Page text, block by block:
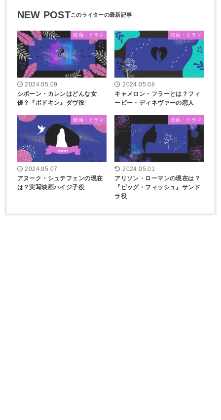
NEW POST
映画・ドラマ
2024.05.09
シボーン・カレンはどんな女
優？『ボドキン』ダヴ役
映画・ドラマ
2024.05.08
キャメロン・フラーとは？フィ
ービー・ディネヴァーの恋人
映画・ドラマ
2024.05.07
アヌーク・シュテフェンの現在
は？実写映画ハイジ子役
映画・ドラマ
2024.05.01
アリソン・ローマンの現在は？
『ビッグ・フィッシュ』サンド
ラ役